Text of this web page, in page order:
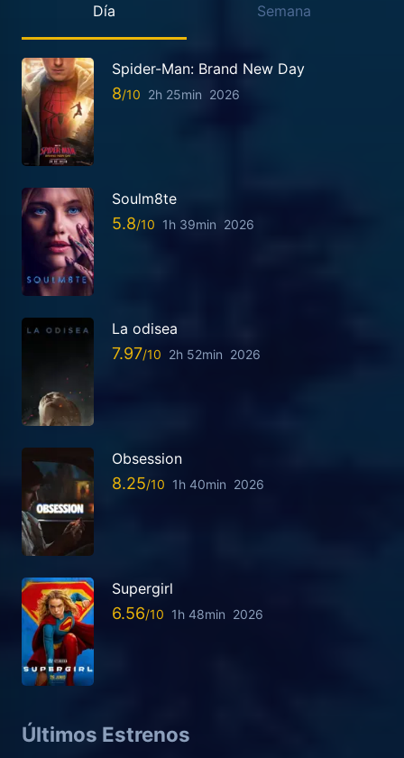
Día Semana
Spider-Man: Brand New Day
8 2h 25min 2026
Soulm8te
5.8 1h 39min 2026
La odisea
7.97 2h 52min 2026
Obsession
8.25 1h 40min 2026
Supergirl
6.56 1h 48min 2026
Últimos Estrenos